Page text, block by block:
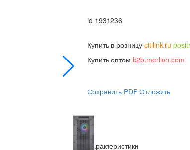
id 1931236
Купить в розницу citilink.ru
Купить оптом b2b.merlion.com
Сохранить PDF Отложить
Характеристики